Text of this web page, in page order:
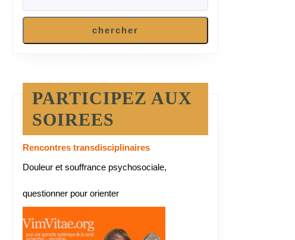
chercher
PARTICIPEZ AUX
SOIREES
Rencontres transdisciplinaires
Douleur et souffrance psychosociale,
questionner pour orienter